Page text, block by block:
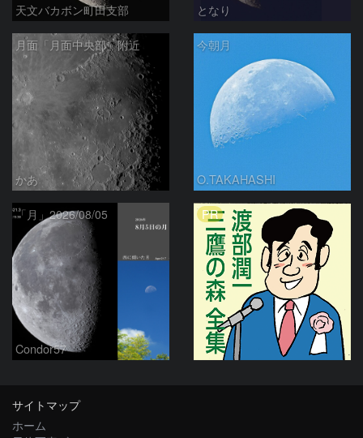
天文バカボン町田支部 となり
月面「月面中央部」附近
かあ
今朝月
O.TAKAHASHI
「月」2026/08/05
Condor57
PR
サイトマップ
ホーム